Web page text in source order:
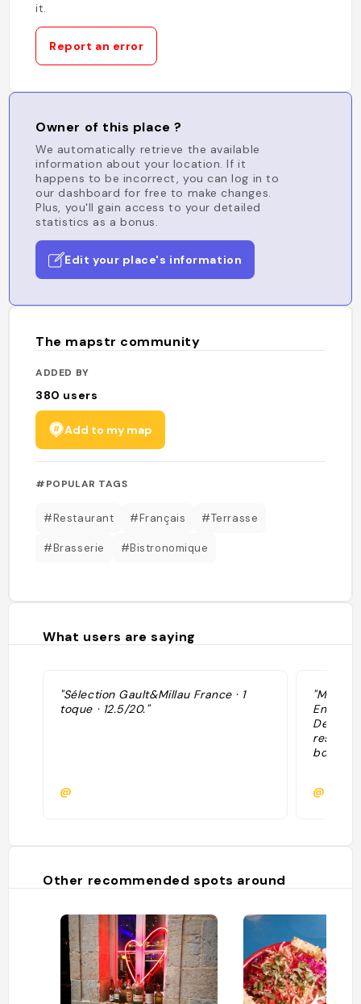
it.
Report an error
Owner of this place ?
We automatically retrieve the available
information about your location. If it
happens to be incorrect, you can log in to
our dashboard for free to make changes.
Plus, you'll gain access to your detailed
statistics as a bonus.
Edit your place's information
The mapstr community
ADDED BY
380 users
Add to my map
#POPULAR TAGS
#Restaurant #Français #Terrasse
#Brasserie #Bistronomique
What users are saying
"Sélection Gault&Millau France · 1
toque · 12.5/20."
@
"Menu
Entrée
Dessert
bon "
Other recommended spots around